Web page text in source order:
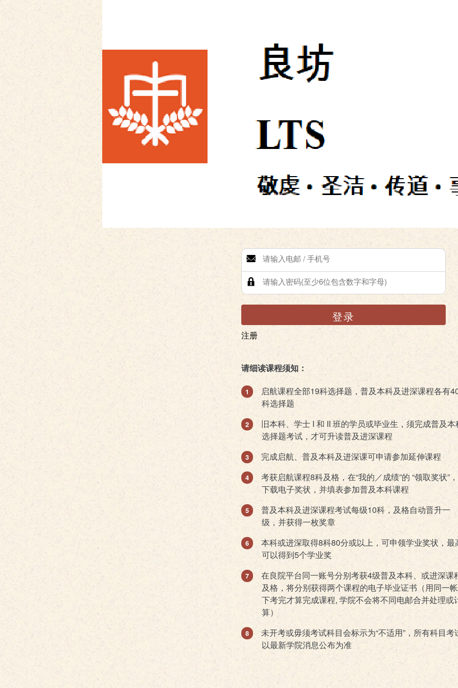
登录
注册
请细读课程须知：
启航课程全部19科选择题，普及本科及进深课程各有
科选择题
旧本科、学士 I 和 II 班的学员或毕业生，须完成普及本
选择题考试，才可升读普及进深课程
完成启航、普及本科及进深课可申请参加延伸课程
考获启航课程8科及格，在“我的／成绩”的 “领取奖状”
下载电子奖状，并填表参加普及本科课程
普及本科及进深课程考试每级10科，及格自动晋升一
级，并获得一枚奖章
本科或进深取得8科80分或以上，可申领学业奖状，最
可以得到5个学业奖
在良院平台同一账号分别考获4级普及本科、或进深课
及格，将分别获得两个课程的电子毕业证书（用同一
下考完才算完成课程, 学院不会将不同电邮合并处理或
算）
未开考或毋须考试科目会标示为“不适用”，所有科目考
以最新学院消息公布为准